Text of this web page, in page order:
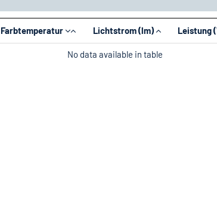
Farbtemperatur Lichtstrom (lm) Leistung
No data available in table